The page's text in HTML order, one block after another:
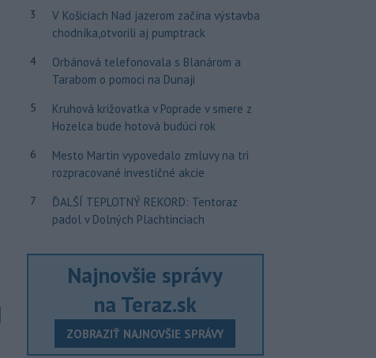
3
V Košiciach Nad jazerom začína výstavba
chodníka,otvorili aj pumptrack
4
Orbánová telefonovala s Blanárom a
Tarabom o pomoci na Dunaji
5
Kruhová križovatka v Poprade v smere z
Hozelca bude hotová budúci rok
6
Mesto Martin vypovedalo zmluvy na tri
rozpracované investičné akcie
7
ĎALŠÍ TEPLOTNÝ REKORD: Tentoraz
padol v Dolných Plachtinciach
Najnovšie správy
na Teraz.sk
ZOBRAZIŤ NAJNOVŠIE SPRÁVY